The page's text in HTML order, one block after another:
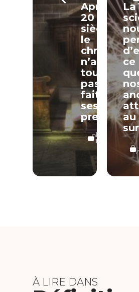
Après
20
siècles,
le
n’a
toujours
pas
fait
ses
preuves.
LECTURE
LIBRE
La
ce
au
À LIRE DANS